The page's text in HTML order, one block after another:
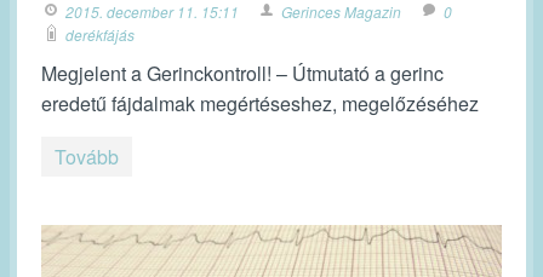
2015. december 11. 15:11 Gerinces Magazin
0
derékfájás
Megjelent a Gerinckontroll! – Útmutató a gerinc
eredetű fájdalmak megértéseshez, megelőzéséhez
Tovább